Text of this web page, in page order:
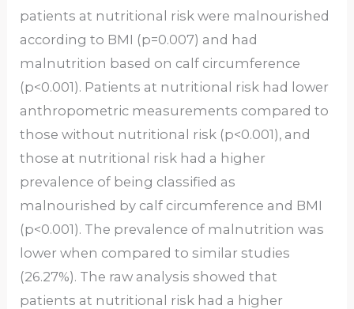
patients at nutritional risk were malnourished
according to BMI (p=0.007) and had
malnutrition based on calf circumference
(p<0.001). Patients at nutritional risk had lower
anthropometric measurements compared to
those without nutritional risk (p<0.001), and
those at nutritional risk had a higher
prevalence of being classified as
malnourished by calf circumference and BMI
(p<0.001). The prevalence of malnutrition was
lower when compared to similar studies
(26.27%). The raw analysis showed that
patients at nutritional risk had a higher